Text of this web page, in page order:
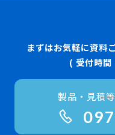
まずはお気軽に資料
( 受付時
製品・見積